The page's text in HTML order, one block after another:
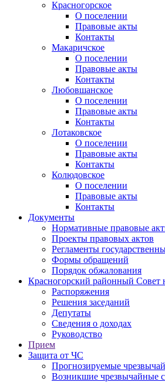
Красногорское
О поселении
Правовые акты
Контакты
Макаричское
О поселении
Правовые акты
Контакты
Любовшанское
О поселении
Правовые акты
Контакты
Лотаковское
О поселении
Правовые акты
Контакты
Колюдовское
О поселении
Правовые акты
Контакты
Документы
Нормативные правовые
Проекты правовых актов
Регламенты
Формы обращений
Порядок обжалования
Красногорский районный Совет
Распоряжения
Решения заседаний
Депутаты
Сведения о доходах
Руководство
Прием
Защита от ЧС
Прогнозируемые
Возникшие чрезвычайные